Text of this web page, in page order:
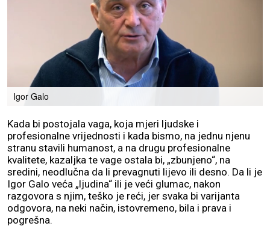
Igor Galo
Kada bi postojala vaga, koja mjeri ljudske i
profesionalne vrijednosti i kada bismo, na jednu njenu
stranu stavili humanost, a na drugu profesionalne
kvalitete, kazaljka te vage ostala bi, „zbunjeno“, na
sredini, neodlučna da li prevagnuti lijevo ili desno. Da li je
Igor Galo veća „ljudina“ ili je veći glumac, nakon
razgovora s njim, teško je reći, jer svaka bi varijanta
odgovora, na neki način, istovremeno, bila i prava i
pogrešna.